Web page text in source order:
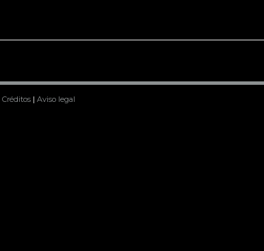
Créditos | Aviso legal